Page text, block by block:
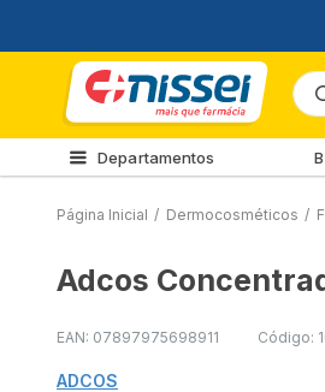
Departamentos
Página Inicial / Dermocosméticos /
Adcos
EAN: 07897975698911 Código:
ADCOS